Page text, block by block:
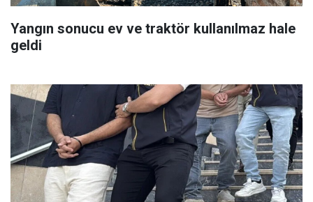
Yangın sonucu ev ve traktör kullanılmaz hale
geldi